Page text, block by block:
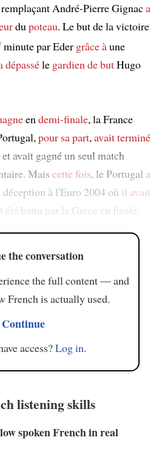
André-Pierre Gignaca
dupoteau. Le but de la victoire
minute par Eder grâce àune
dépasséle gardien de butHugo
endemi-finale, la France
pour sa part,avait terminé
avait gagné un seul match
Mais cette fois, le Portugal a
déception à l'Euro 2004 où il avait
été battu par la Grèce en finale.
the conversation
the full content — and
French is actually used.
Continue
access?Log in.
listening skills
spoken French in real